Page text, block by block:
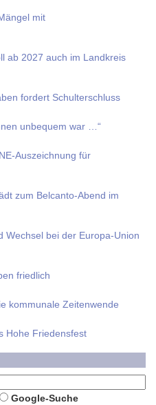
mit
ab 2027 auch im Land­kreis
fordert Schulterschluss
unbequem war …“
Auszeichnung für
zum Belcanto-Abend im
Wechsel bei der Europa-Union
friedlich
kommunale Zeitenwende
Hohe Friedensfest
Google-Suche